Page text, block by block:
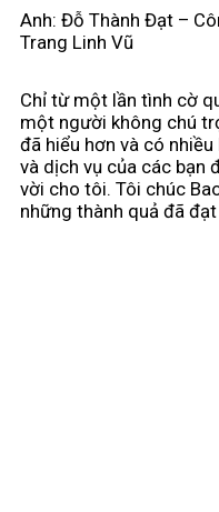
Anh: Đỗ Thành Đạt –
Trang Linh Vũ
Chỉ từ một lần tình cờ
một người không chú
đã hiểu hơn và có
và dịch vụ của các bạn
vời cho tôi. Tôi chúc
những thành quả đã